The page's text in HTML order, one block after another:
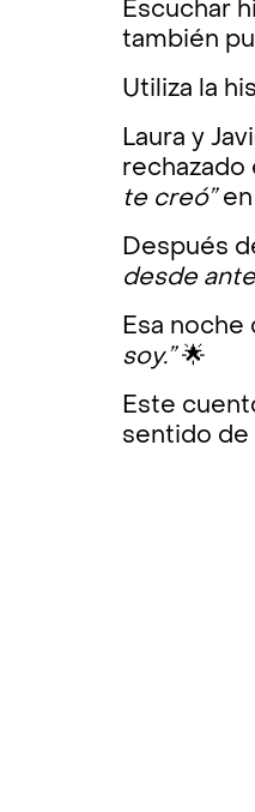
Escuchar
también
Utiliza la
Laura y
rechazado
te creó”en
Después
desde
Esa noche
soy.”🌟
Este
sentido de